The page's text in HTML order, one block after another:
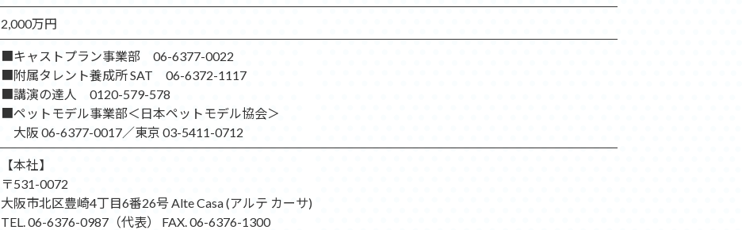
2,000万円
■キャストプラン事業部 06-6377-0022
■附属タレント養成所 SAT 06-6372-1117
■講演の達人 0120-579-578
■ペットモデル事業部＜日本ペットモデル協会＞
大阪 06-6377-0017／東京 03-5411-0712
【本社】
〒531-0072
大阪市北区豊崎4丁目6番26号 Alte Casa (アルテ カーサ)
TEL. 06-6376-0987（代表） FAX. 06-6376-1300